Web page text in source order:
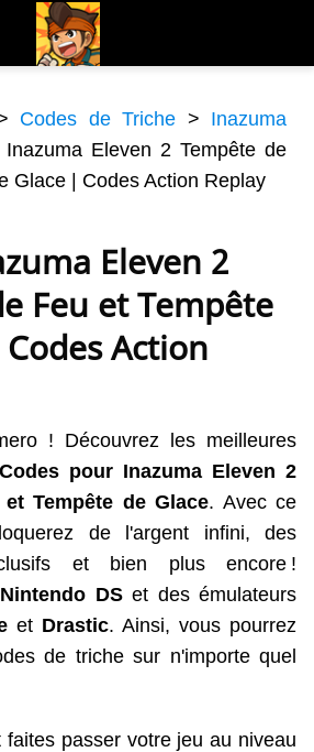
Codes de Triche > Inazuma
Inazuma Eleven 2 Tempête de
Glace | Codes Action Replay
Eleven 2
Feu et Tempête
Action
! Découvrez les meilleures
pour Inazuma Eleven 2
Tempête de Glace. Avec ce
de l'argent infini, des
et bien plus encore !
Nintendo DSet des émulateurs
et Drastic. Ainsi, vous pourrez
de triche sur n'importe quel
faites passer votre jeu au niveau